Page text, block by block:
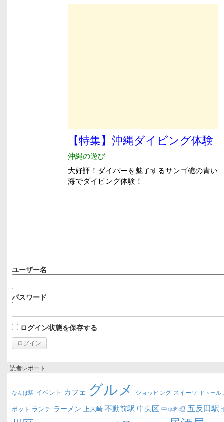
ユーザー名
パスワード
ログイン状態を保存する
読者レポート
なんば駅 イベント カフェ グルメ ショッピング スイーツ ドトール
ポット ランチ ラーメン 上大崎 不動前駅 中央区 中華料理 五反田駅